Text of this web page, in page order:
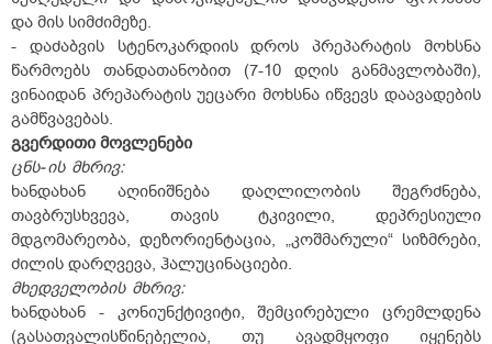
და მის სიმძიმეზე.
- დაძაბვის სტენოკარდიის დროს პრეპარატის მოხსნა
წარმოებს თანდათანობით (7-10 დღის განმავლობაში),
ვინაიდან პრეპარატის უეცარი მოხსნა იწვევს დაავადების
გამწვავებას.
გვერდითი მოვლენები
ცნს-ის მხრივ:
ხანდახან აღინიშნება დაღლილობის შეგრძნება,
თავბრუსხვევა, თავის ტკივილი, დეპრესიული
მდგომარეობა, დეზორიენტაცია, „კოშმარული“ სიზმრები,
ძილის დარღვევა, ჰალუცინაციები.
მხედველობის მხრივ:
ხანდახან - კონიუნქტივიტი, შემცირებული ცრემლდენა
(გასათვალისწინებელია, თუ ავადმყოფი იყენებს